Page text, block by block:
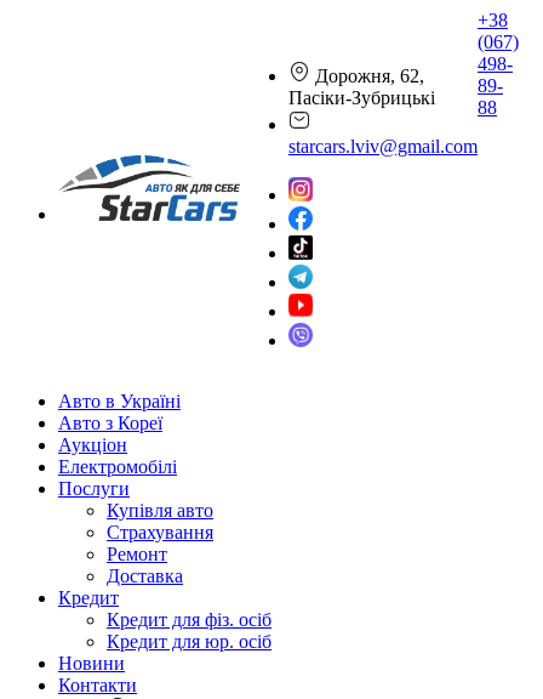
Дорожня, 62,
Пасіки-Зубрицькі
starcars.lviv@gmail.com
+38
(067)
498-
89-
88
Авто в Україні
Авто з Кореї
Аукціон
Електромобілі
Послуги
Купівля авто
Страхування
Ремонт
Доставка
Кредит
Кредит для фіз. осіб
Кредит для юр. осіб
Новини
Контакти